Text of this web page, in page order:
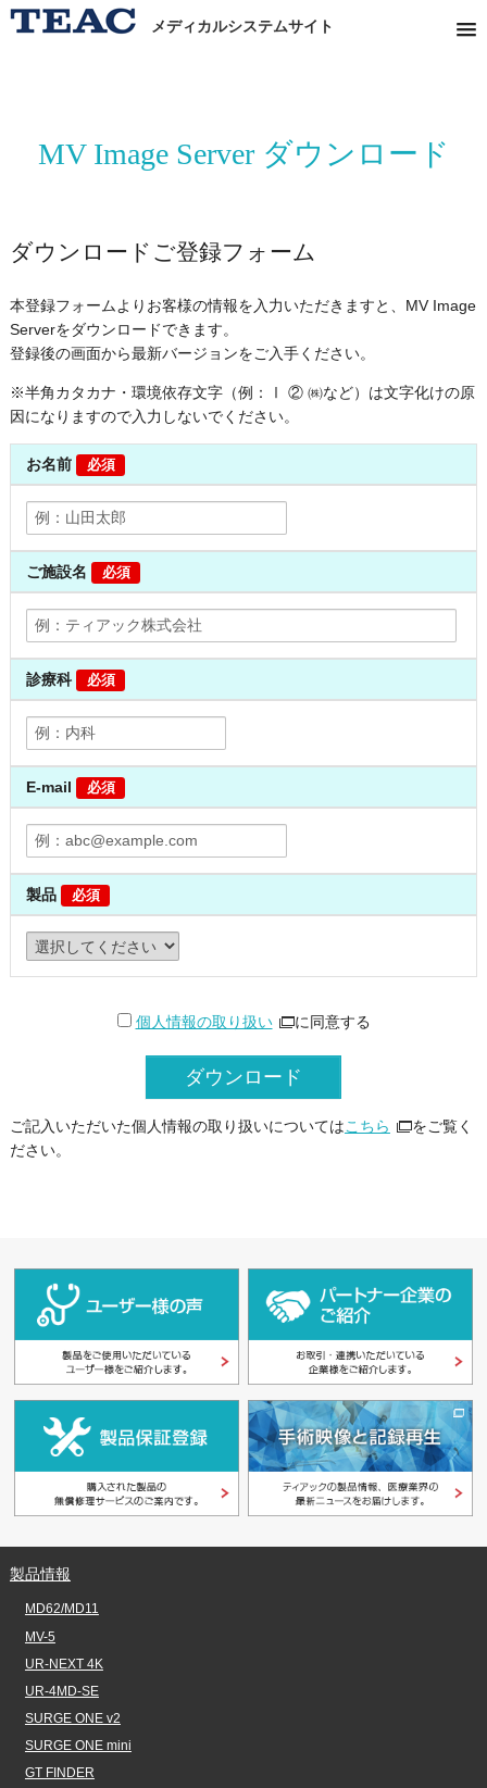
メディカルシステムサイト
MV Image Server ダウンロード
ダウンロードご登録フォーム
本登録フォームよりお客様の情報を入力いただきますと、MV Image
Serverをダウンロードできます。
登録後の画面から最新バージョンをご入手ください。
※半角カタカナ・環境依存文字（例：Ⅰ ② ㈱など）は文字化けの原
因になりますので入力しないでください。
お名前 必須
ご施設名 必須
診療科 必須
E-mail 必須
製品 必須
個人情報の取り扱い に同意する
ご記入いただいた個人情報の取り扱いについてはこちら
をご覧く
ださい。
製品情報
MD62/MD11
MV-5
UR-NEXT 4K
UR-4MD-SE
SURGE ONE v2
SURGE ONE mini
GT FINDER